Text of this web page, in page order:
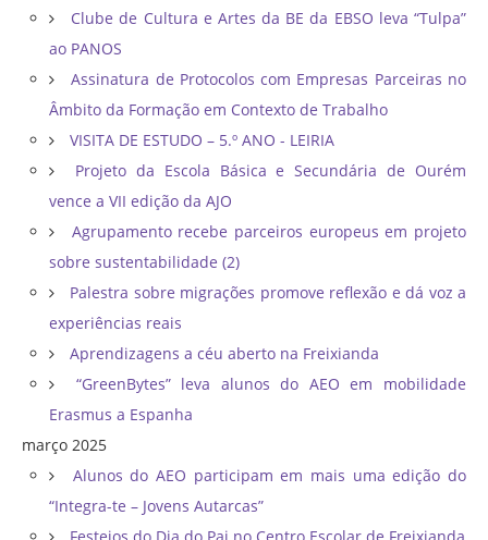
Clube de Cultura e Artes da BE da EBSO leva “Tulpa”
ao PANOS
Assinatura de Protocolos com Empresas Parceiras no
Âmbito da Formação em Contexto de Trabalho
VISITA DE ESTUDO – 5.º ANO - LEIRIA
Projeto da Escola Básica e Secundária de Ourém
vence a VII edição da AJO
Agrupamento recebe parceiros europeus em projeto
sobre sustentabilidade (2)
Palestra sobre migrações promove reflexão e dá voz a
experiências reais
Aprendizagens a céu aberto na Freixianda
“GreenBytes” leva alunos do AEO em mobilidade
Erasmus a Espanha
março 2025
Alunos do AEO participam em mais uma edição do
“Integra-te – Jovens Autarcas”